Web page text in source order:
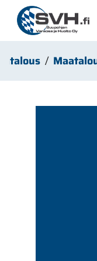
Siirry pääsisältöön